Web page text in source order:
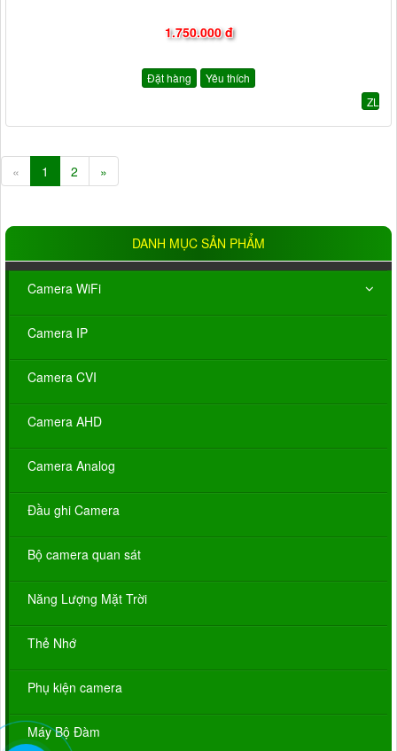
1.750.000 đ
Đặt hàng
Yêu thích
ZL
« 1 2 »
DANH MỤC SẢN PHẨM
Camera WiFi
Camera IP
Camera CVI
Camera AHD
Camera Analog
Đầu ghi Camera
Bộ camera quan sát
Năng Lượng Mặt Trời
Thẻ Nhớ
Phụ kiện camera
Máy Bộ Đàm